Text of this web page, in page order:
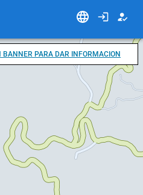
BANNER PARA DAR INFORMACION